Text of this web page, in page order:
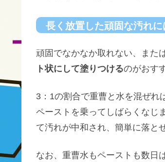
長く放置した頑固な汚れ
頑固でなかなか取れない、また
ト状にして塗りつけるのがおす
3：1の割合で重曹と水を混ぜれ
ペーストを乗ってしばらくなじ
て汚れが中和され、簡単に落と
なお、重曹水もペーストも数日